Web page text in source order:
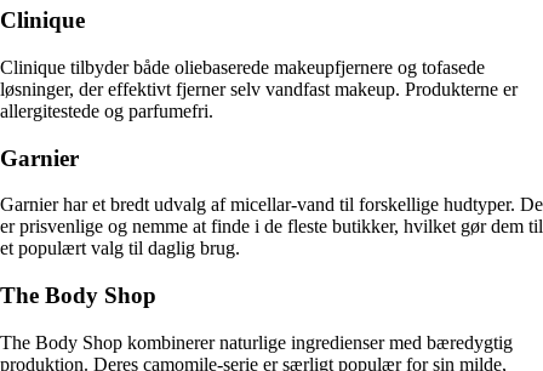
Clinique
Clinique tilbyder både oliebaserede makeupfjernere og tofasede
løsninger, der effektivt fjerner selv vandfast makeup. Produkterne er
allergitestede og parfumefri.
Garnier
Garnier har et bredt udvalg af micellar-vand til forskellige hudtyper. De
er prisvenlige og nemme at finde i de fleste butikker, hvilket gør dem til
et populært valg til daglig brug.
The Body Shop
The Body Shop kombinerer naturlige ingredienser med bæredygtig
produktion. Deres camomile-serie er særligt populær for sin milde,